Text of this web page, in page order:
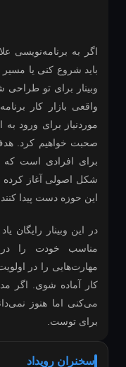
اگر به برنامه‌نویسی
باید شروع کنی یا مسیر
وبینار برای تو
واقعی بازار کار
موردنیاز برای ورود به
صحبت خواهیم کرد.
برای افرادی است که
شکل اصولی آغاز کرده
این حوزه دست پیدا کنند.
در این وبینار
مناسب خودت را در
مهارت‌هایی را در
کار آماده شوی. اگر
می‌کنی اما هنوز
برای توست.
سخنران رویداد